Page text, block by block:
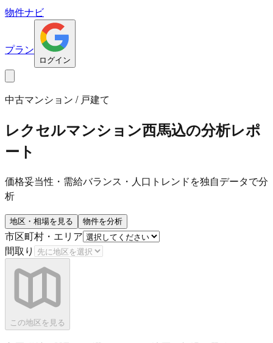
物件ナビ
プラン
ログイン
中古マンション / 戸建て
レクセルマンション西馬込の分析レポ
ート
価格妥当性・需給バランス・人口トレンドを独自データで分
析
地区・相場を見る 物件を分析
市区町村・エリア
間取り
この地区を見る